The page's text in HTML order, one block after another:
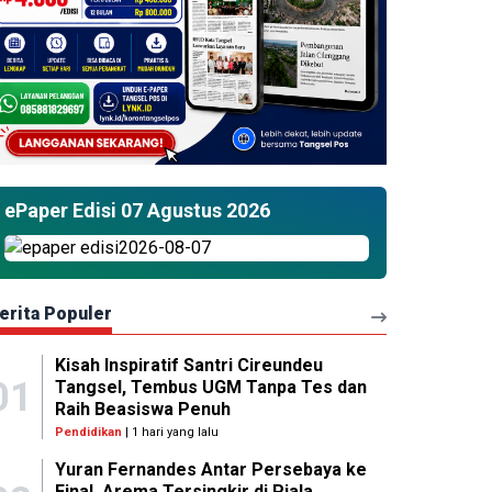
ePaper Edisi 07 Agustus 2026
Populer
Kisah Inspiratif Santri Cireundeu
Tangsel, Tembus UGM Tanpa Tes dan
Raih Beasiswa Penuh
Pendidikan | 1 hari yang lalu
Yuran Fernandes Antar Persebaya ke